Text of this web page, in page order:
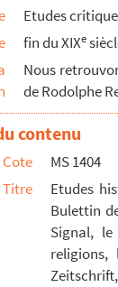
Etudes
fin du XIXe
Nous
de Rodolphe
contenu
Cote
MS 1404
Titre
Etudes
Bulettin
Signal,
religions,